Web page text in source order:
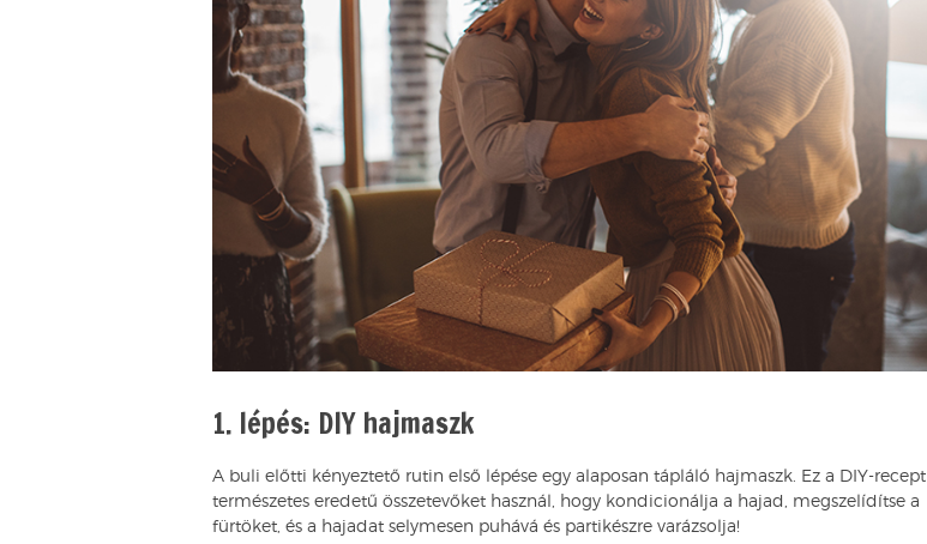
1. lépés: DIY hajmaszk
A buli előtti kényeztető rutin első lépése egy alaposan tápláló hajmaszk. Ez a DIY-recept
természetes eredetű összetevőket használ, hogy kondicionálja a hajad, megszelídítse a
fürtöket, és a hajadat selymesen puhává és partikészre varázsolja!